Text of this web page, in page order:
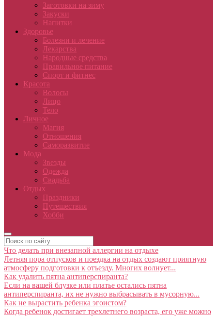
Заготовки на зиму
Закуски
Напитки
Здоровье
Болезни и лечение
Лекарства
Народные средства
Правильное питание
Спорт и фитнес
Красота
Волосы
Лицо
Тело
Личное
Магия
Отношения
Саморазвитие
Мода
Звезды
Одежда
Свадьба
Отдых
Праздники
Путешествия
Хобби
Что делать при внезапной аллергии на отдыхе
Летняя пора отпусков и поездка на отдых создают приятную
атмосферу подготовки к отъезду. Многих волнует...
Как удалить пятна антиперспиранта?
Если на вашей блузке или платье остались пятна
антиперспиранта, их не нужно выбрасывать в мусорную...
Как не вырастить ребенка эгоистом?
Когда ребенок достигает трехлетнего возраста, его уже можно